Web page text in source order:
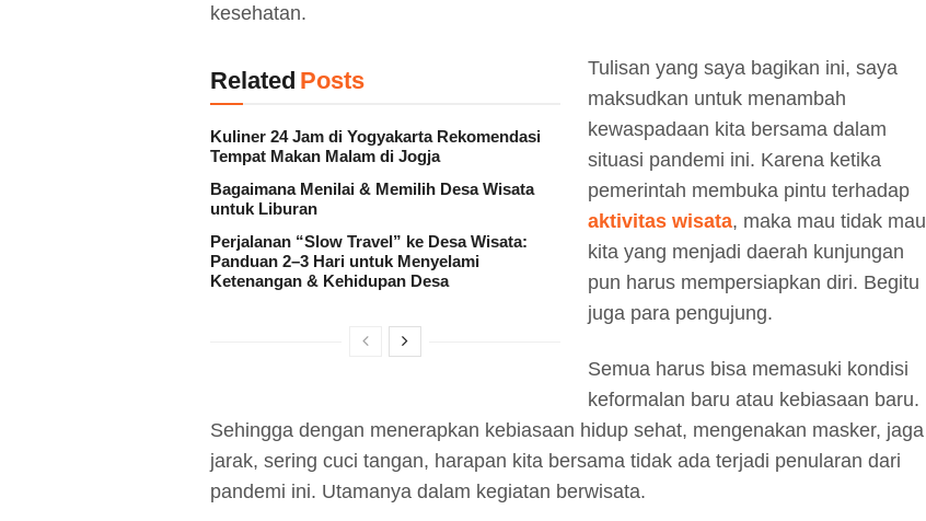
kesehatan.
Related Posts
Kuliner 24 Jam di Yogyakarta Rekomendasi
Tempat Makan Malam di Jogja
Bagaimana Menilai & Memilih Desa Wisata
untuk Liburan
Perjalanan “Slow Travel” ke Desa Wisata:
Panduan 2–3 Hari untuk Menyelami
Ketenangan & Kehidupan Desa
Tulisan yang saya bagikan ini, saya
maksudkan untuk menambah
kewaspadaan kita bersama dalam
situasi pandemi ini. Karena ketika
pemerintah membuka pintu terhadap
aktivitas wisata, maka mau tidak mau
kita yang menjadi daerah kunjungan
pun harus mempersiapkan diri. Begitu
juga para pengujung.
Semua harus bisa memasuki kondisi
keformalan baru atau kebiasaan baru.
Sehingga dengan menerapkan kebiasaan hidup sehat, mengenakan masker, jaga
jarak, sering cuci tangan, harapan kita bersama tidak ada terjadi penularan dari
pandemi ini. Utamanya dalam kegiatan berwisata.